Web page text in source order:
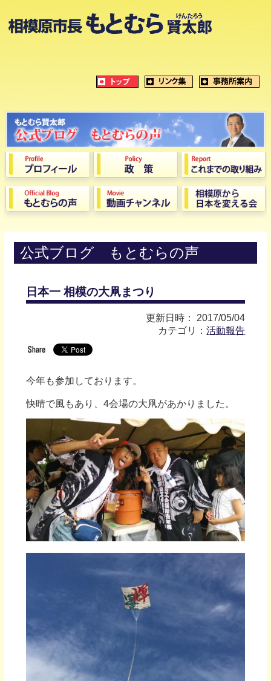
公式ブログ もとむらの声
日本一 相模の大凧まつり
更新日時： 2017/05/04
カテゴリ：活動報告
今年も参加しております。
快晴で風もあり、4会場の大凧があかりました。